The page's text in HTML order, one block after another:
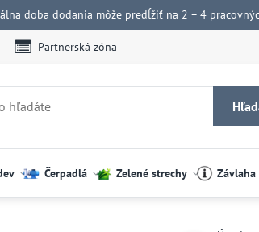
doba dodania môže predĺžiť na 2 – 4
Partnerská zóna
Čerpadlá Zelené strechy Závlaha